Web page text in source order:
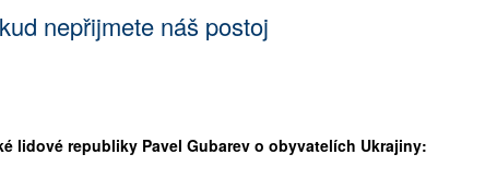
nepřijmete náš postoj
lidové republiky Pavel Gubarev o obyvatelích Ukrajiny: